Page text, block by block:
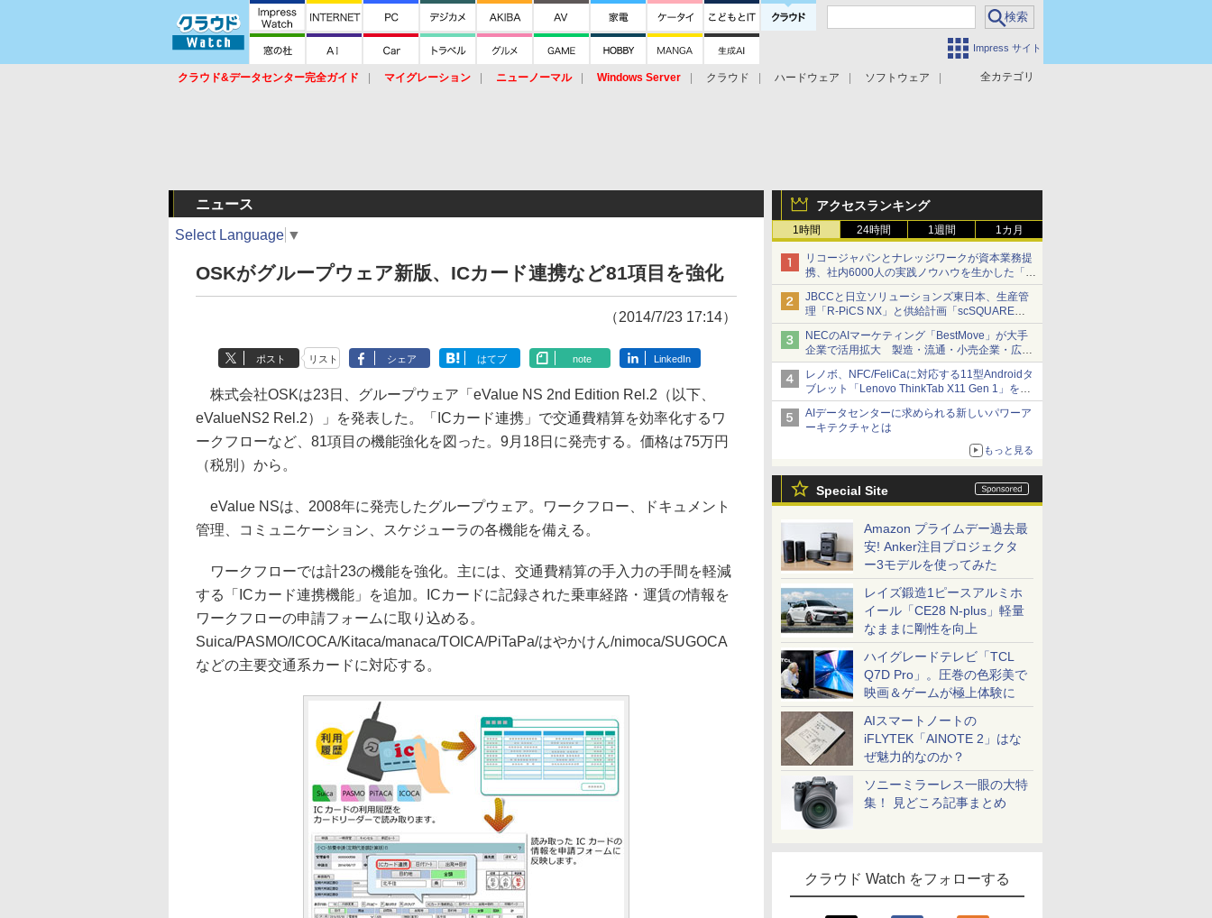
Impress サイト
全カテゴリ
クラウド&データセンター完全ガイド マイグレーション ニューノーマル Windows Server クラウド ハードウェア
ソフトウェア
アクセスランキング
1時間 24時間 1週間 1カ月
リコージャパンとナレッジワークが資本業務提
携、社内6000人の実践ノウハウを生かした「AI
商談記録 for RICOH」を展開へ
JBCCと日立ソリューションズ東日本、生産管
理「R-PiCS NX」と供給計画「scSQUARE
ISP」の連携サービスを提供開始
NECのAIマーケティング「BestMove」が大手
企業で活用拡大 製造・流通・小売企業・広告
代理店などが実装フェーズへ
レノボ、NFC/FeliCaに対応する11型Androidタ
ブレット「Lenovo ThinkTab X11 Gen 1」を発
売
AIデータセンターに求められる新しいパワーア
ーキテクチャとは
もっと見る
Special Site
Amazon プライムデー過去最
安! Anker注目プロジェクタ
ー3モデルを使ってみた
レイズ鍛造1ピースアルミホ
イール「CE28 N-plus」軽量
なままに剛性を向上
ハイグレードテレビ「TCL
Q7D Pro」。圧巻の色彩美で
映画＆ゲームが極上体験に
AIスマートノートの
iFLYTEK「AINOTE 2」はな
ぜ魅力的なのか？
ソニーミラーレス一眼の大特
集！ 見どころ記事まとめ
クラウド Watch をフォローする
ニュース
Select Language ▼
OSKがグループウェア新版、ICカード連携など81項目を強化
（2014/7/23 17:14）
ポスト リスト シェア はてブ note LinkedIn
株式会社OSKは23日、グループウェア「eValue NS 2nd Edition Rel.2（以下、
eValueNS2 Rel.2）」を発表した。「ICカード連携」で交通費精算を効率化するワ
ークフローなど、81項目の機能強化を図った。9月18日に発売する。価格は75万円
（税別）から。
eValue NSは、2008年に発売したグループウェア。ワークフロー、ドキュメント
管理、コミュニケーション、スケジューラの各機能を備える。
ワークフローでは計23の機能を強化。主には、交通費精算の手入力の手間を軽減
する「ICカード連携機能」を追加。ICカードに記録された乗車経路・運賃の情報を
ワークフローの申請フォームに取り込める。
Suica/PASMO/ICOCA/Kitaca/manaca/TOICA/PiTaPa/はやかけん/nimoca/SUGOCA
などの主要交通系カードに対応する。